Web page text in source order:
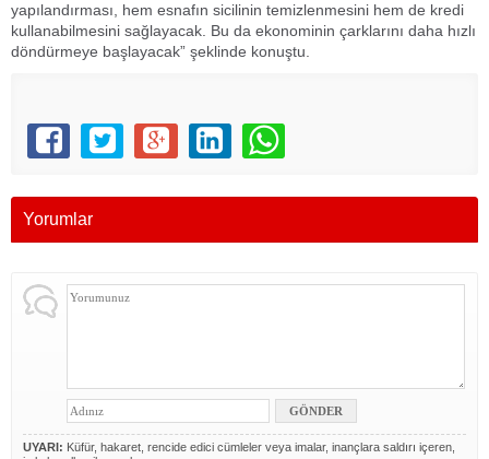
yapılandırması, hem esnafın sicilinin temizlenmesini hem de kredi
kullanabilmesini sağlayacak. Bu da ekonominin çarklarını daha hızlı
döndürmeye başlayacak” şeklinde konuştu.
Yorumlar
UYARI: Küfür, hakaret, rencide edici cümleler veya imalar, inançlara saldırı içeren,